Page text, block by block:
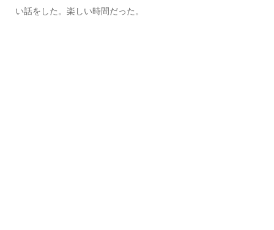
い話をした。楽しい時間だった。